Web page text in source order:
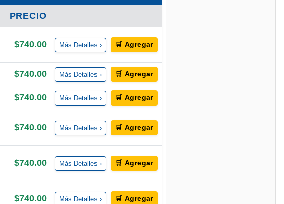
PRECIO
$740.00 Más Detalles › 🛒 Agregar
$740.00 Más Detalles › 🛒 Agregar
$740.00 Más Detalles › 🛒 Agregar
$740.00 Más Detalles › 🛒 Agregar
$740.00 Más Detalles › 🛒 Agregar
$740.00 Más Detalles › 🛒 Agregar